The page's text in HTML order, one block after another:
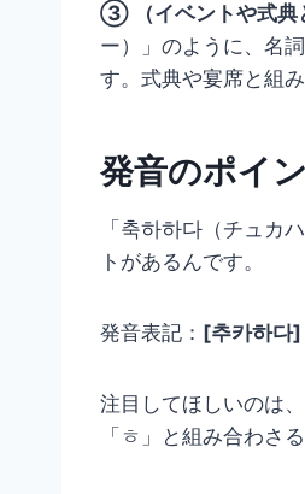
③ （イベントや式典
ー）」のように、名
す。式典や宴席と組
発音のポイ
「축하하다（チュカ
トがあるんです。
発音表記： [추카하다]
注目してほしいのは
「ㅎ」と組み合わさ